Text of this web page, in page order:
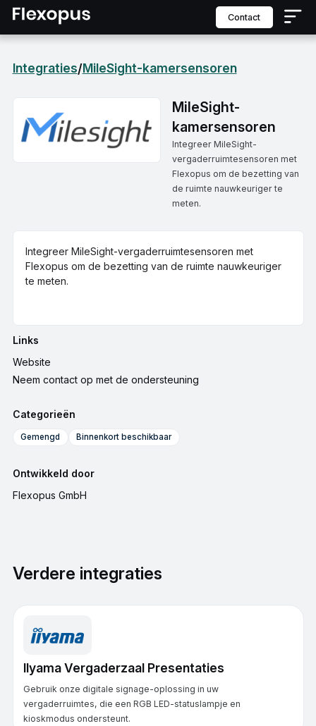
contact
Integraties/MileSight-kamersensoren
MileSight-
kamersensoren
Integreer MileSight-
vergaderruimtesensoren met
Flexopus om de bezetting van
de ruimte nauwkeuriger te
meten.
Integreer MileSight-vergaderruimtesensoren met
Flexopus om de bezetting van de ruimte nauwkeuriger
te meten.
Links
Website
Neem contact op met de ondersteuning
Categorieën
Gemengd Binnenkort beschikbaar
Ontwikkeld door
Flexopus GmbH
Verdere integraties
IIyama Vergaderzaal Presentaties
Gebruik onze digitale signage-oplossing in uw
vergaderruimtes, die een RGB LED-statuslampje en
kioskmodus ondersteunt.